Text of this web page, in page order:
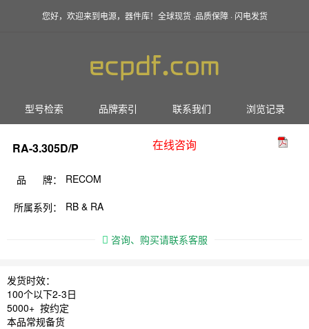
您好，欢迎来到电源，器件库！全球现货 ·品质保障 · 闪电发货
型号检索 品牌索引 联系我们 浏览记录
RA-3.305D/P 在线咨询
品 牌： RECOM
所属系列： RB & RA
咨询、购买请联系客服
发货时效：
100个以下2-3日
5000+ 按约定
本品常规备货